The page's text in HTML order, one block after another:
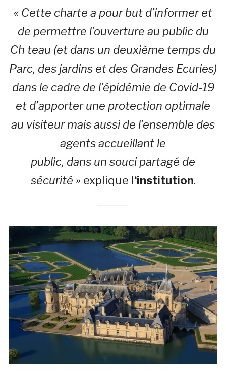
« Cette charte a pour but d’informer et
de permettre l’ouverture au public du
Ch teau (et dans un deuxième temps du
Parc, des jardins et des Grandes Ecuries)
dans le cadre de l’épidémie de Covid-19
et d’apporter une protection optimale
au visiteur mais aussi de l’ensemble des
agents accueillant le
public, dans un souci partagé de
sécurité » explique l‘institution.